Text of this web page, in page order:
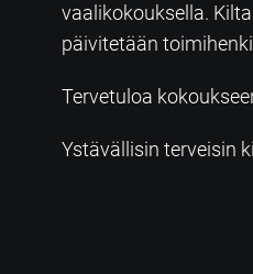
vaalikokouksella.
päivitetään
Tervetuloa
Ystävällisin terveisin